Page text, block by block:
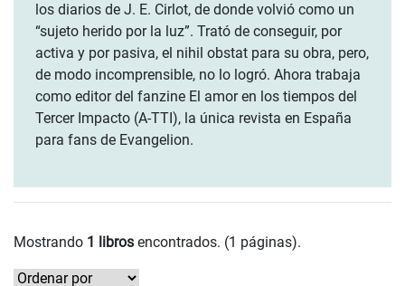
los diarios de J. E. Cirlot, de donde volvió como un
“sujeto herido por la luz”. Trató de conseguir, por
activa y por pasiva, el nihil obstat para su obra, pero,
de modo incomprensible, no lo logró. Ahora trabaja
como editor del fanzine El amor en los tiempos del
Tercer Impacto (A-TTI), la única revista en España
para fans de Evangelion.
Mostrando 1 libros encontrados. (1 páginas).